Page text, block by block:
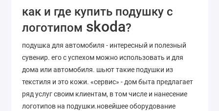
как и где купить подушку с
логотипом skoda?
подушка для автомобиля - интересный и полезный
сувенир. его с успехом можно использовать и для
дома или автомобиля. шьют такие подушки из
текстиля и это кожи. «сервис» - дом быта предлагает
ряд услуг своим клиентам, в том числе и нанесение
логотипов на подушки.новейшее оборудование